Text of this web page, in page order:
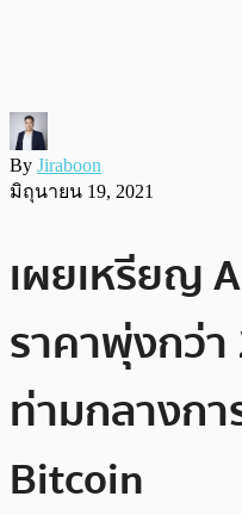
By Jiraboon
มิถุนายน 19, 2021
เผยเหรียญ
ราคาพุ่งกว่า
ท่ามกลางกา
Bitcoin